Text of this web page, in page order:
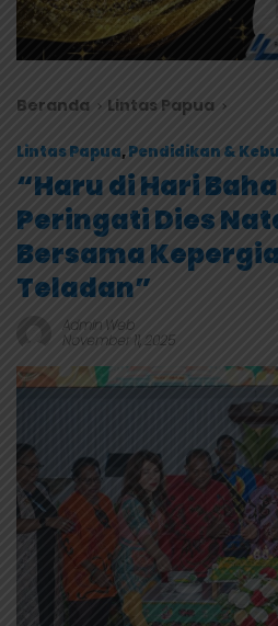
Beranda Lintas Papua
Lintas Papua,Pendidikan &
“Haru di Hari
Peringati Dies
Bersama
Teladan”
Admin Web
November 11, 2025